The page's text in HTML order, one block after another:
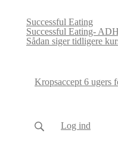
Successful Eating
Successful Eating-
Sådan siger tidligere
Kropsaccept 6 ugers
Log ind